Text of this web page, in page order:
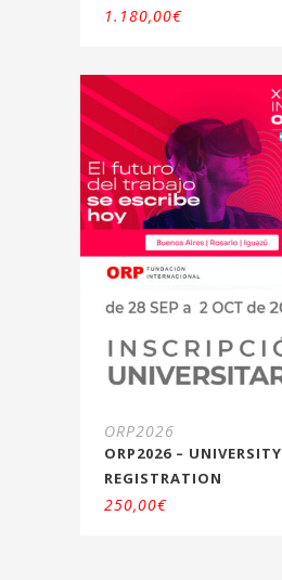
1.180,00€
ORP2026
ORP2026 – UNIVERSITY
REGISTRATION
250,00€